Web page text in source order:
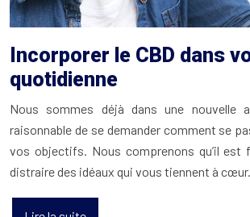
Incorporer le CBD dans
quotidienne
Nous sommes déjà dans une nouvelle
raisonnable de se demander comment se
vos objectifs. Nous comprenons qu’il est
distraire des idéaux qui vous tiennent à